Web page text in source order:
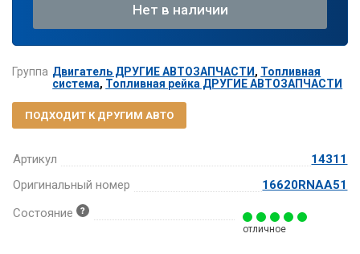
Артикул
14311
Оригинальный номер
16620RNAA51
Состояние
отличное
Нет в наличии
Группа Двигатель ДРУГИЕ АВТОЗАПЧАСТИ, Топливная
система, Топливная рейка ДРУГИЕ АВТОЗАПЧАСТИ
ПОДХОДИТ К ДРУГИМ АВТО